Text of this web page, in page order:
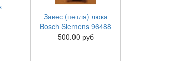
Завес (петля) люка
Bosch Siemens 96488
500.00 руб